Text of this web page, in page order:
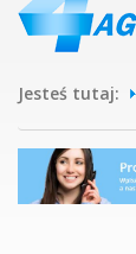
Jesteś tutaj: